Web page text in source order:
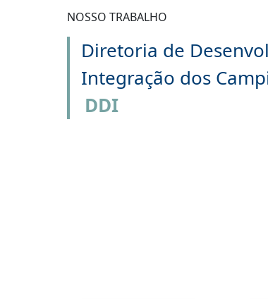
NOSSO TRABALHO
Diretoria de
Integração dos
DDI